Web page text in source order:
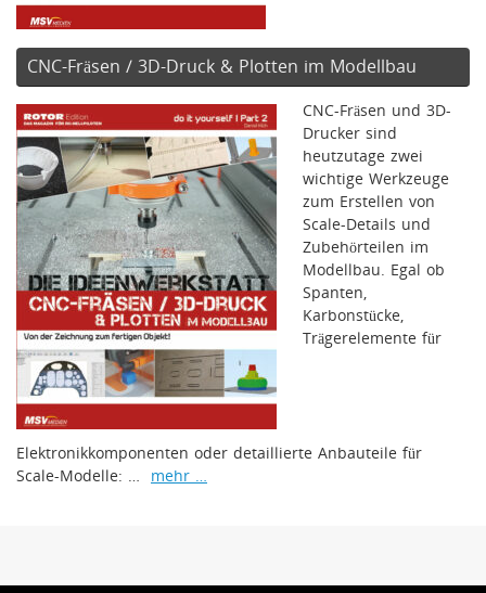
CNC-Fräsen / 3D-Druck & Plotten im Modellbau
CNC-Fräsen und 3D-
Drucker sind
heutzutage zwei
wichtige Werkzeuge
zum Erstellen von
Scale-Details und
Zubehörteilen im
Modellbau. Egal ob
Spanten,
Karbonstücke,
Trägerelemente für
Elektronikkomponenten oder detaillierte Anbauteile für
Scale-Modelle: … mehr …